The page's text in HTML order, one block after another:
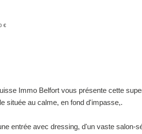
€
Immo Belfort vous présente cette
située au calme, en fond d'impasse,.
entrée avec dressing, d'un vaste salon-